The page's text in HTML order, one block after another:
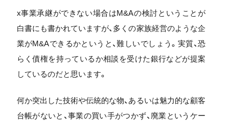
x事業承継ができない場合はM&Aの検討ということが
白書にも書かれていますが、多くの家族経営のような企
業がM&Aできるかというと、難しいでしょう。実質、恐
らく債権を持っているか相談を受けた銀行などが提案
しているのだと思います。
何か突出した技術や伝統的な物、あるいは魅力的な顧客
台帳がないと、事業の買い手がつかず、廃業というケー